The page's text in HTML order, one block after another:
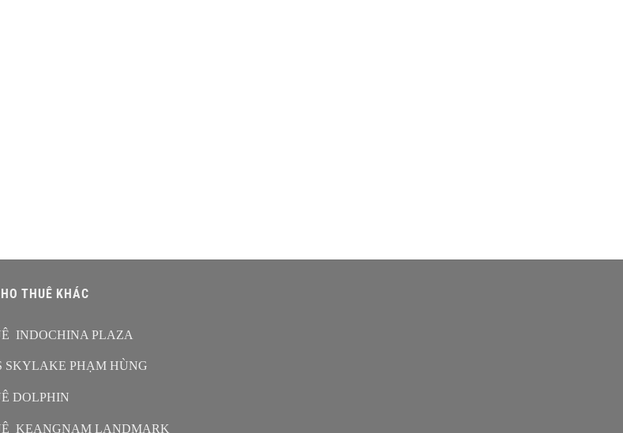
THUÊ KHÁC
INDOCHINA PLAZA
SKYLAKE PHẠM HÙNG
DOLPHIN
KEANGNAM LANDMARK